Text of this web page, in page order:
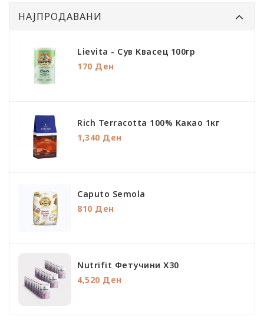
НАЈПРОДАВАНИ
Lievita - Сув Квасец 100гр
170 Ден
Rich Terracotta 100% Какао 1кг
1,340 Ден
Caputo Semola
810 Ден
Nutrifit Фетучини Х30
4,520 Ден